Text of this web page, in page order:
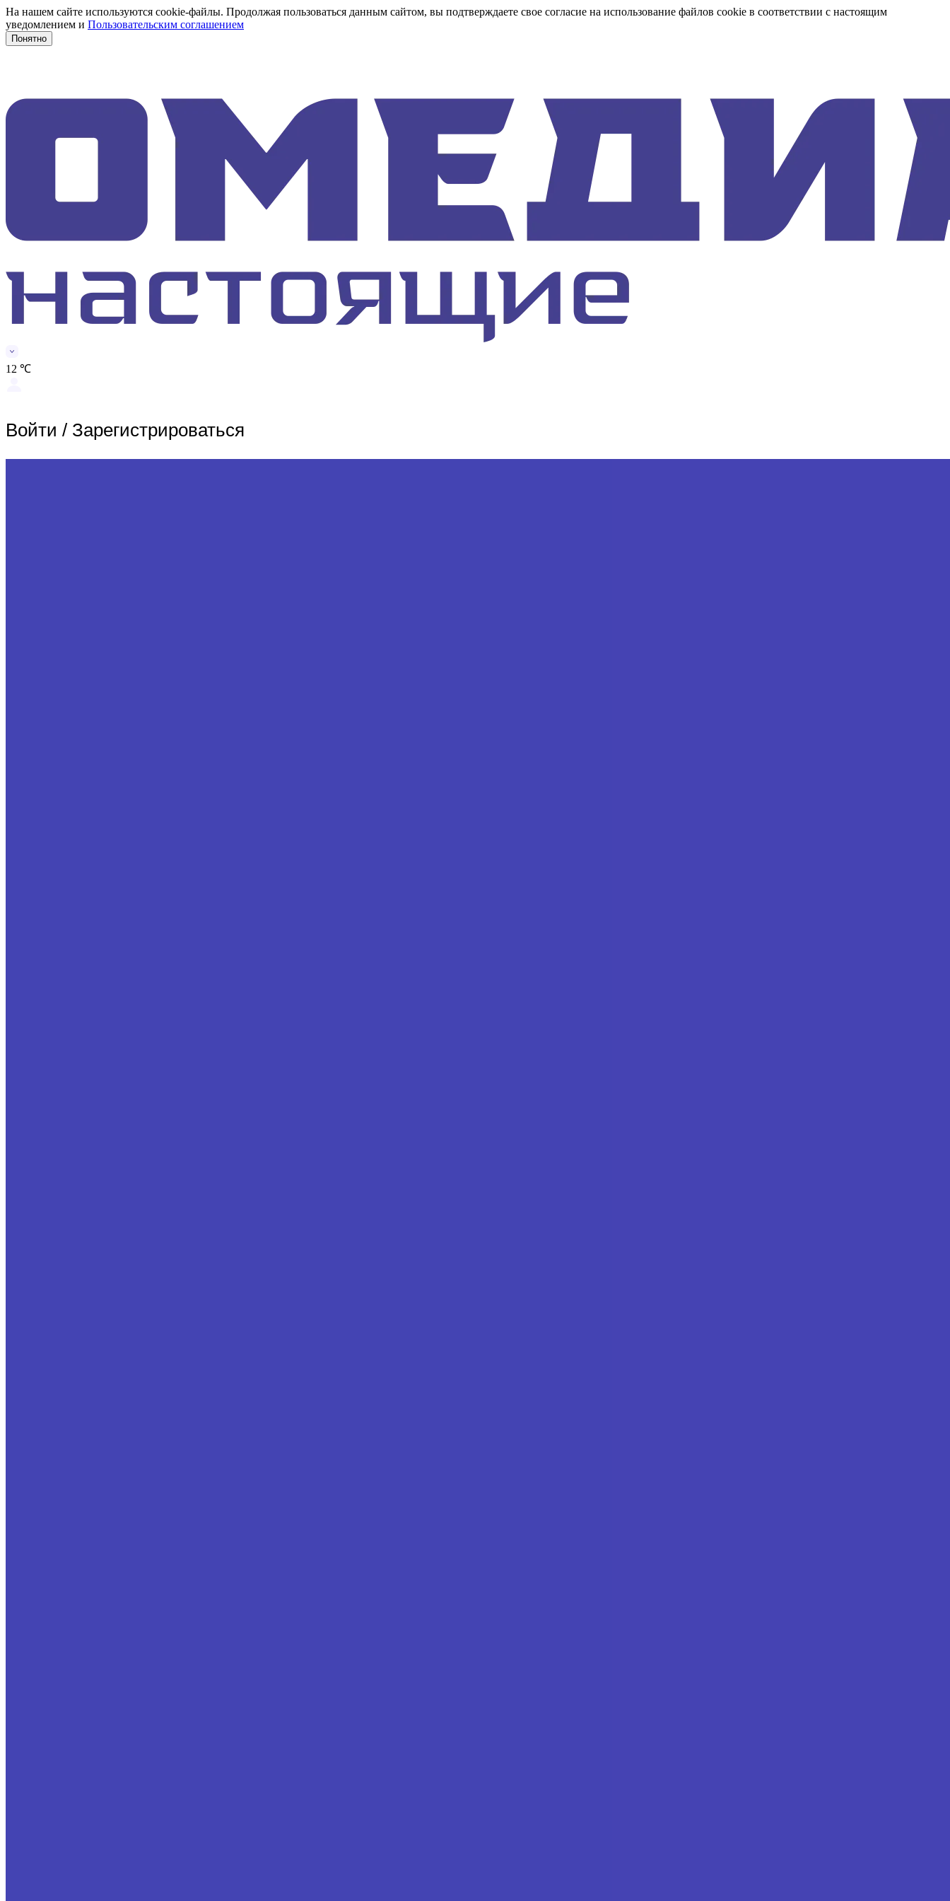
На нашем сайте используются cookie-файлы. Продолжая пользоваться данным сайтом, вы подтверждаете свое согласие на использование файлов cookie в соответствии с настоящим
уведомлением и Пользовательским соглашением
Понятно
12 ℃
Войти / Зарегистрироваться